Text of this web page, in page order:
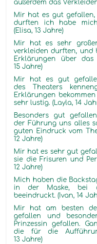
außerdem das
Mir hat es gut gefallen,
durften ich habe
(Elisa, 13 Jahre)
Mir hat es sehr
verkleiden durften, und
Erklärungen über das
15 Jahre)
Mir hat es gut
des Theaters
Erklärungen
sehr lustig. (Layla, 14
Besonders gut
der Führung uns alles
guten Eindruck vom
12 Jahre)
Mir hat es sehr gut
sie die Frisuren und
12 Jahre)
Mich haben die
in der Maske, bei
beeindruckt. (Ivan, 14
Mir hat am besten
gefallen und
Prinzessin gefallen.
die für die
13 Jahre)